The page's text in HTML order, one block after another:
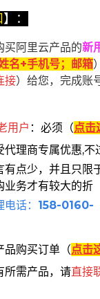
】：
买阿里云产品的新
名+手机号；邮箱）
接）给您，完成账
用户 ： 必须 （点击
代理商专属优惠,不
有点少，并且只限
业务才有较大的折
话： 158-0160-
品购买订单（点击
所需产品，请直接